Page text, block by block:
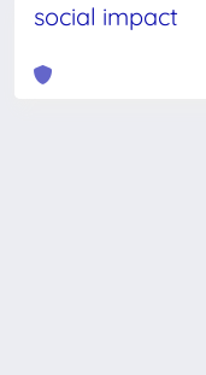
social impact